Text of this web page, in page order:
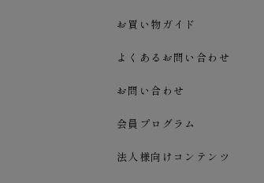
お買い物ガイド
よくあるお問い合わせ
お問い合わせ
会員プログラム
法人様向けコンテンツ